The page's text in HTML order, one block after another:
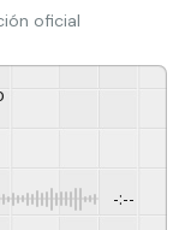
oficial
-:--